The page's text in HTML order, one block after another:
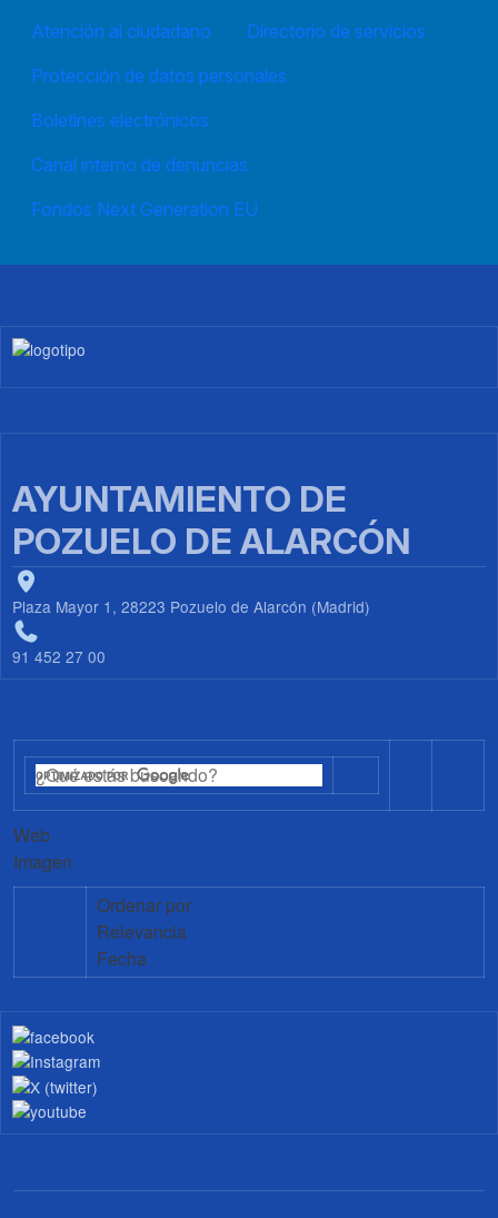
Atención al ciudadano
Directorio de servicios
Protección de datos personales
Boletines electrónicos
Canal interno de denuncias
Fondos Next Generation EU
Imagen
AYUNTAMIENTO DE
POZUELO DE ALARCÓN
Plaza Mayor 1, 28223 Pozuelo de Alarcón (Madrid)
91 452 27 00
Web
Imagen
Ordenar por
Relevancia
Fecha